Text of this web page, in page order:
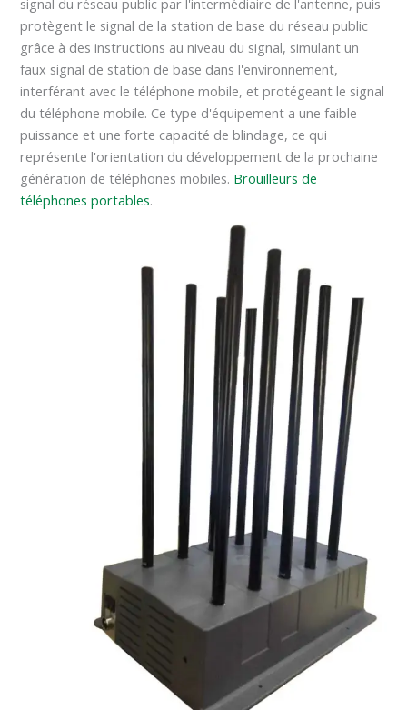
signal du réseau public par l'intermédiaire de l'antenne, puis
protègent le signal de la station de base du réseau public
grâce à des instructions au niveau du signal, simulant un
faux signal de station de base dans l'environnement,
interférant avec le téléphone mobile, et protégeant le signal
du téléphone mobile. Ce type d'équipement a une faible
puissance et une forte capacité de blindage, ce qui
représente l'orientation du développement de la prochaine
génération de téléphones mobiles. Brouilleurs de
téléphones portables.